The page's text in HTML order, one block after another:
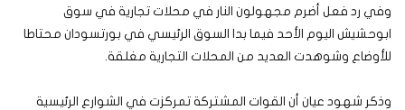
وفي رد فعل أضرم مجهولون النار في محلات تجارية في سوق
ابوحشيش اليوم الأحد فيما بدا السوق الرئيسي في بورتسودان محتاطا
للأوضاع وشوهدت العديد من المحلات التجارية مغلقة.
وذكر شهود عيان أن القوات المشتركة تمركزت في الشوارع الرئيسية